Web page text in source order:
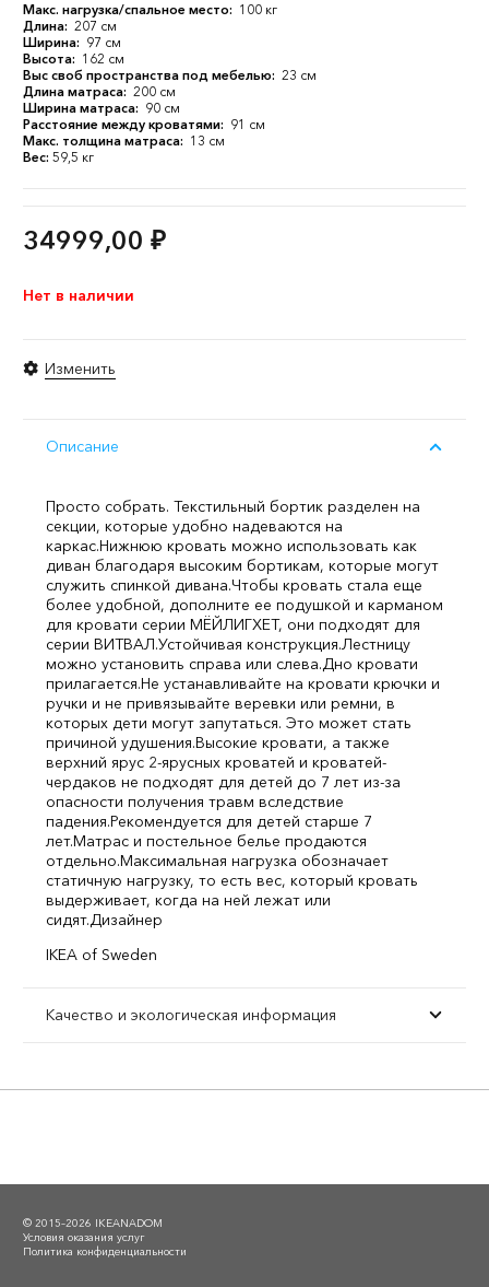
Макс. нагрузка/спальное место: 100 кг
Длина: 207 см
Ширина: 97 см
Высота: 162 см
Выс своб пространства под мебелью: 23 см
Длина матраса: 200 см
Ширина матраса: 90 см
Расстояние между кроватями: 91 см
Макс. толщина матраса: 13 см
Вес: 59,5 кг
34999,00 ₽
Нет в наличии
Изменить
Описание
Просто собрать. Текстильный бортик разделен на
секции, которые удобно надеваются на
каркас.Нижнюю кровать можно использовать как
диван благодаря высоким бортикам, которые могут
служить спинкой дивана.Чтобы кровать стала еще
более удобной, дополните ее подушкой и карманом
для кровати серии МЁЙЛИГХЕТ, они подходят для
серии ВИТВАЛ.Устойчивая конструкция.Лестницу
можно установить справа или слева.Дно кровати
прилагается.Не устанавливайте на кровати крючки и
ручки и не привязывайте веревки или ремни, в
которых дети могут запутаться. Это может стать
причиной удушения.Высокие кровати, а также
верхний ярус 2-ярусных кроватей и кроватей-
чердаков не подходят для детей до 7 лет из-за
опасности получения травм вследствие
падения.Рекомендуется для детей старше 7
лет.Матрас и постельное белье продаются
отдельно.Максимальная нагрузка обозначает
статичную нагрузку, то есть вес, который кровать
выдерживает, когда на ней лежат или
сидят.Дизайнер
IKEA of Sweden
Качество и экологическая информация
© 2015–2026 IKEANADOM
Условия оказания услуг
Политика конфиденциальности